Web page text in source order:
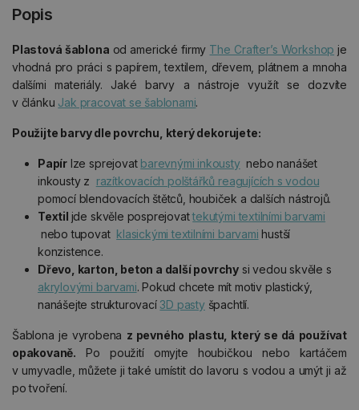
Popis
Plastová šablona od americké firmy The Crafter’s Workshop je
vhodná pro práci s papírem, textilem, dřevem, plátnem a mnoha
dalšími materiály. Jaké barvy a nástroje využít se dozvíte
v článku Jak pracovat se šablonami.
Použijte barvy dle povrchu, který dekorujete:
Papír lze sprejovat barevnými inkoustynebo nanášet
inkousty z razítkovacích polštářků reagujících s vodou
pomocí blendovacích štětců, houbiček a dalších nástrojů.
Textil jde skvěle posprejovattekutými textilními barvami
nebo tupovat klasickými textilními barvami hustší
konzistence.
Dřevo, karton, beton a další povrchy si vedou skvěle s
akrylovými barvami. Pokud chcete mít motiv plastický,
nanášejte strukturovací3D pastyšpachtlí.
Šablona je vyrobena z pevného plastu, který se dá používat
opakovaně. Po použití omyjte houbičkou nebo kartáčem
v umyvadle, můžete ji také umístit do lavoru s vodou a umýt ji až
po tvoření.